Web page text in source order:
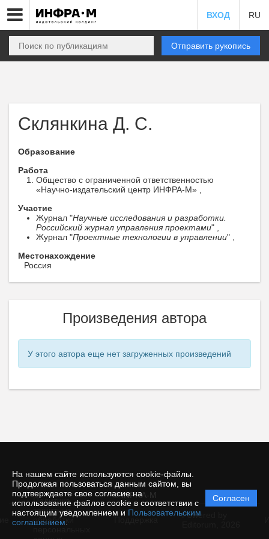
На нашем сайте используются cookie-файлы.
Продолжая пользоваться данным сайтом, вы
подтверждаете свое согласие на
использование файлов cookie в соответствии с
настоящим уведомлением и Пользовательским
соглашением
Согласен
ВХОД RU
Отправить рукопись
Склянкина Д. С.
Образование
Работа
Общество с ограниченной ответственностью
«Научно-издательский центр ИНФРА-М» ,
Участие
Журнал "Научные исследования и разработки.
Российский журнал управления проектами" ,
Журнал "Проектные технологии в управлении" ,
Местонахождение
Россия
Произведения автора
У этого автора еще нет загруженных произведений
© INFRA-M
Политика
защиты и
обработки
Powered by